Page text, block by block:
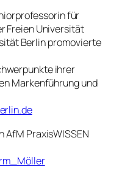
für
Freien Universität
Berlin promovierte
ihrer
Markenführung und
AfM PraxisWISSEN